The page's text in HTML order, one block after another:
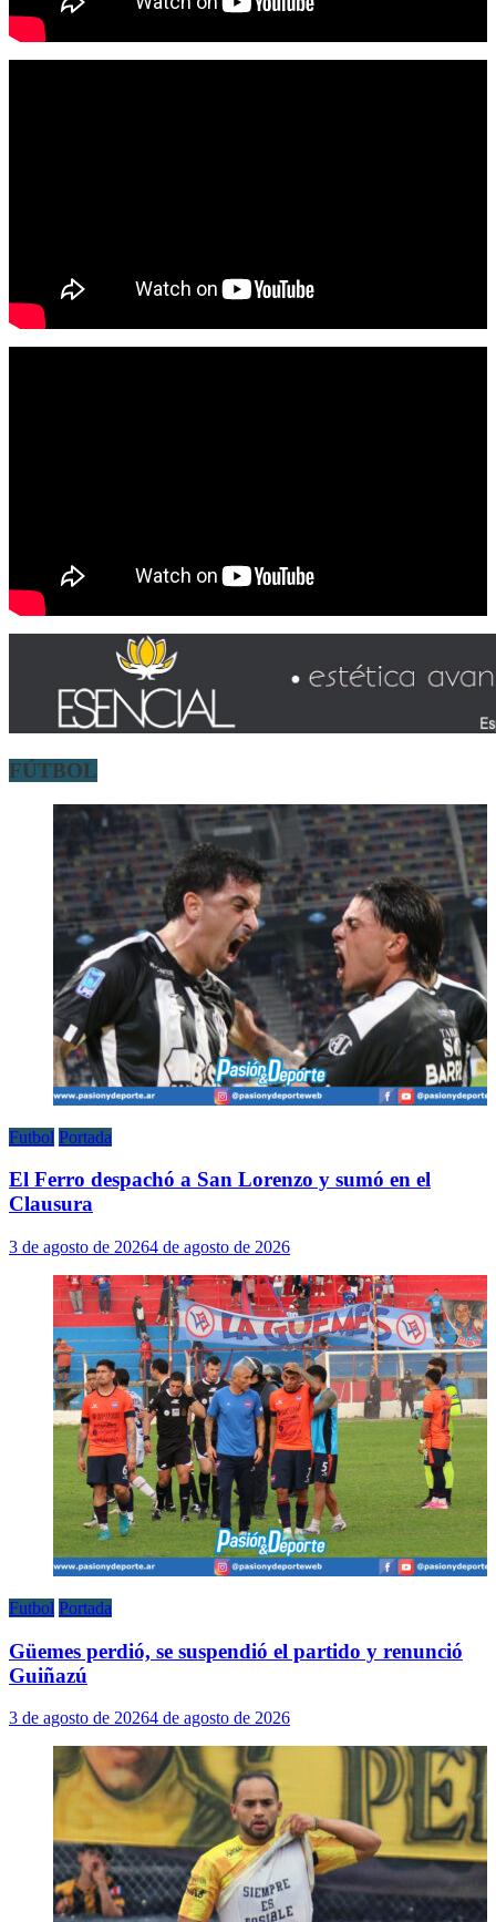
FÚTBOL
Futbol Portada
El Ferro despachó a San Lorenzo y sumó en el
Clausura
3 de agosto de 20264 de agosto de 2026
Futbol Portada
Güemes perdió, se suspendió el partido y renunció
Guiñazú
3 de agosto de 20264 de agosto de 2026